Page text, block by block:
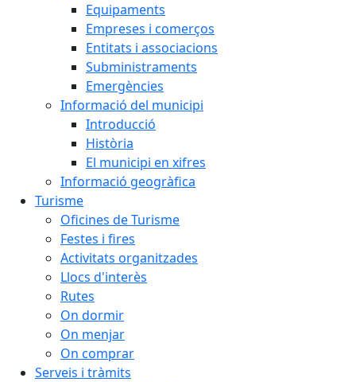
Equipaments
Empreses i comerços
Entitats i associacions
Subministraments
Emergències
Informació del municipi
Introducció
Història
El municipi en xifres
Informació geogràfica
Turisme
Oficines de Turisme
Festes i fires
Activitats organitzades
Llocs d'interès
Rutes
On dormir
On menjar
On comprar
Serveis i tràmits